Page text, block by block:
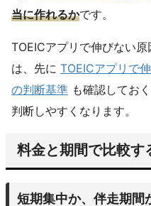
当に作れるかです。
TOEICアプリで伸びない
は、先に TOEICアプリで
の判断基準 も確認してお
判断しやすくなります。
料金と期間で比較す
短期集中か、伴走期間